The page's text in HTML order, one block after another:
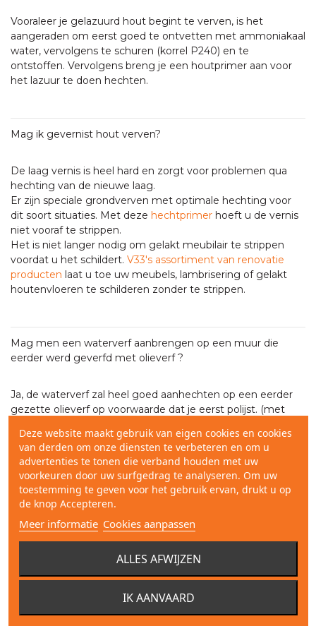
Vooraleer je gelazuurd hout begint te verven, is het
aangeraden om eerst goed te ontvetten met ammoniakaal
water, vervolgens te schuren (korrel P240) en te
ontstoffen. Vervolgens breng je een houtprimer aan voor
het lazuur te doen hechten.
Mag ik gevernist hout verven?
De laag vernis is heel hard en zorgt voor problemen qua
hechting van de nieuwe laag.
Er zijn speciale grondverven met optimale hechting voor
dit soort situaties. Met deze hechtprimer hoeft u de vernis
niet vooraf te strippen.
Het is niet langer nodig om gelakt meubilair te strippen
voordat u het schildert. V33's assortiment van renovatie
producten laat u toe uw meubels, lambrisering of gelakt
houtenvloeren te schilderen zonder te strippen.
Mag men een waterverf aanbrengen op een muur die
eerder werd geverfd met olieverf ?
Ja, de waterverf zal heel goed aanhechten op een eerder
gezette olieverf op voorwaarde dat je eerst polijst. (met
Wat moet ik aanbrengen op pre-geverfde deuren?
De oppervlakte polijsen en overgaan tot een poging met
satijnverf op basis van water.
Kan men een acryliek eindlaag aanbrengen op een
Wij raden dit ten zeerste af.
een onderlaag die geverfd werd met waterverf ?
Ja, voor zover de onderlaag op waterbasis voorzien is voor
Deze website maakt gebruik van eigen cookies en cookies
van derden om onze diensten te verbeteren en om u
advertenties te tonen die verband houden met uw
voorkeuren door uw surfgedrag te analyseren. Om uw
toestemming te geven voor het gebruik ervan, drukt u op
de knop Accepteren.
Meer informatie Cookies aanpassen
ALLES AFWIJZEN
IK AANVAARD